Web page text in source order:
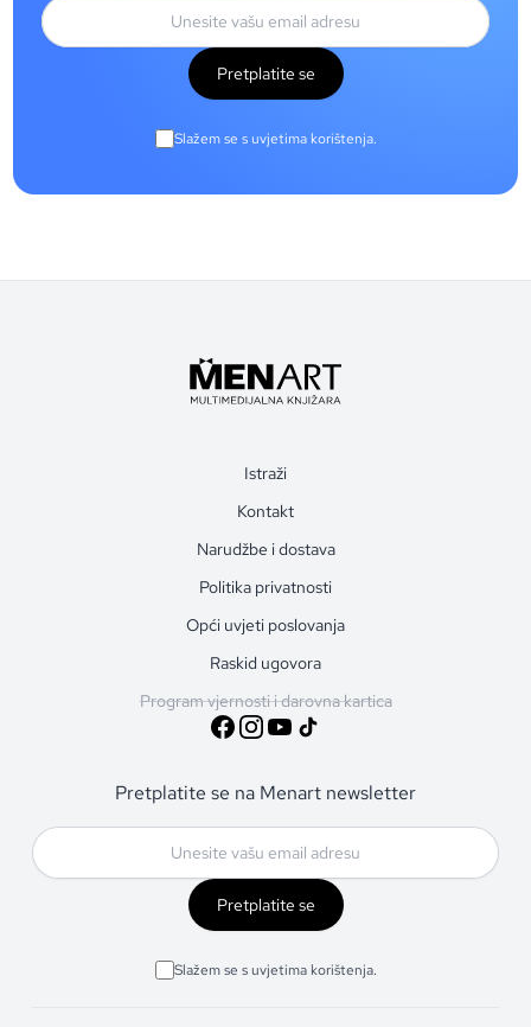
Pretplatite se
Slažem se s uvjetima korištenja.
Istraži
Kontakt
Narudžbe i dostava
Politika privatnosti
Opći uvjeti poslovanja
Raskid ugovora
Program vjernosti i darovna kartica
Pretplatite se na Menart newsletter
Pretplatite se
Slažem se s uvjetima korištenja.